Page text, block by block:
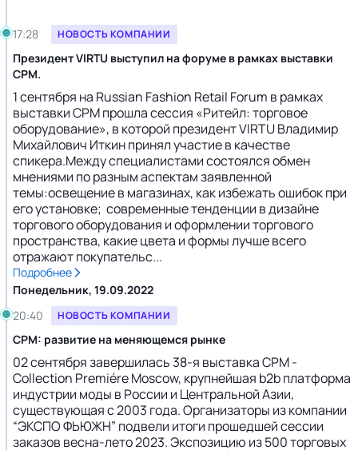
17:28 НОВОСТЬ КОМПАНИИ
Президент VIRTU выступил на форуме в рамках выставки
CPM.
1 сентября на Russian Fashion Retail Forum в рамках
выставки CPM прошла сессия «Ритейл: торговое
оборудование», в которой президент VIRTU Владимир
Михайлович Иткин принял участие в качестве
спикера.Между специалистами состоялся обмен
мнениями по разным аспектам заявленной
темы:освещение в магазинах, как избежать ошибок при
его установке; современные тенденции в дизайне
торгового оборудования и оформлении торгового
пространства, какие цвета и формы лучше всего
отражают покупательс...
Подробнее
Понедельник, 19.09.2022
20:40
НОВОСТЬ КОМПАНИИ
CPM: развитие на меняющемся рынке
02 сентября завершилась 38-я выставка CPM -
Collection Premiére Moscow, крупнейшая b2b платформа
индустрии моды в России и Центральной Азии,
существующая с 2003 года. Организаторы из компании
“ЭКСПО ФЬЮЖН” подвели итоги прошедшей сессии
заказов весна-лето 2023. Экспозицию из 500 торговых